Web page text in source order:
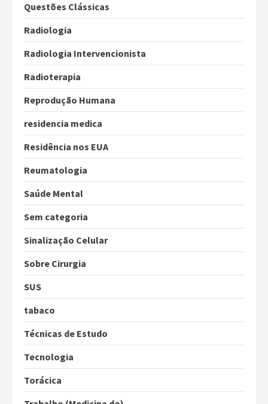
Questões Clássicas
Radiologia
Radiologia Intervencionista
Radioterapia
Reprodução Humana
residencia medica
Residência nos EUA
Reumatologia
Saúde Mental
Sem categoria
Sinalização Celular
Sobre Cirurgia
SUS
tabaco
Técnicas de Estudo
Tecnologia
Torácica